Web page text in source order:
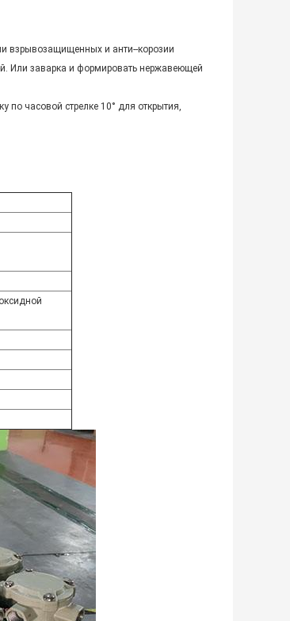
взрывозащищенных и анти--корозии
Или заварка и формировать нержавеющей
по часовой стрелке 10° для открытия,